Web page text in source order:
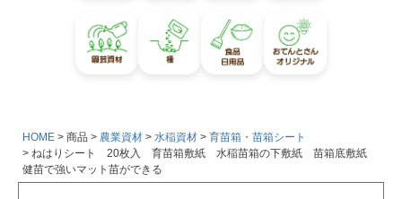
HOME 商品 農業資材 水稲資材
育苗箱・苗箱シート
ねはりシート 20枚入 育苗箱敷紙 水稲苗箱の下敷紙 苗箱底敷紙
健苗で強いマット苗ができる